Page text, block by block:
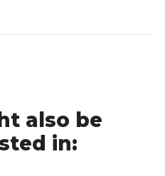
also be
in: